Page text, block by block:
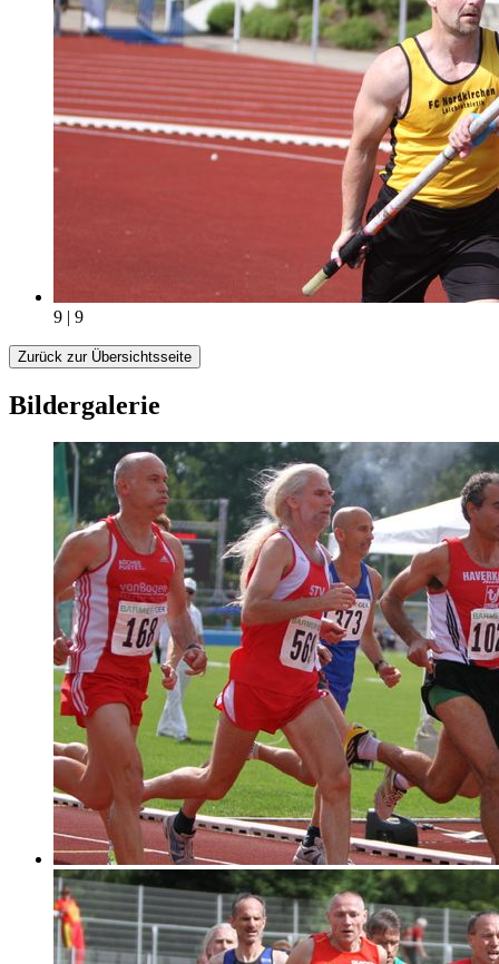
9 | 9
Zurück zur Übersichtsseite
Bildergalerie